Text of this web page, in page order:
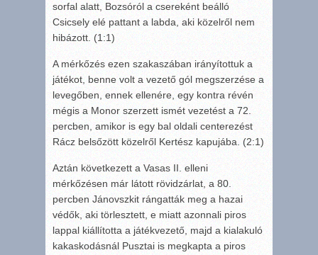
sorfal alatt, Bozsóról a csereként beálló
Csicsely elé pattant a labda, aki közelről nem
hibázott. (1:1)
A mérkőzés ezen szakaszában irányítottuk a
játékot, benne volt a vezető gól megszerzése a
levegőben, ennek ellenére, egy kontra révén
mégis a Monor szerzett ismét vezetést a 72.
percben, amikor is egy bal oldali centerezést
Rácz belsőzött közelről Kertész kapujába. (2:1)
Aztán következett a Vasas II. elleni
mérkőzésen már látott rövidzárlat, a 80.
percben Jánovszkit rángatták meg a hazai
védők, aki törlesztett, e miatt azonnali piros
lappal kiállította a játékvezető, majd a kialakuló
kakaskodásnál Pusztai is megkapta a piros